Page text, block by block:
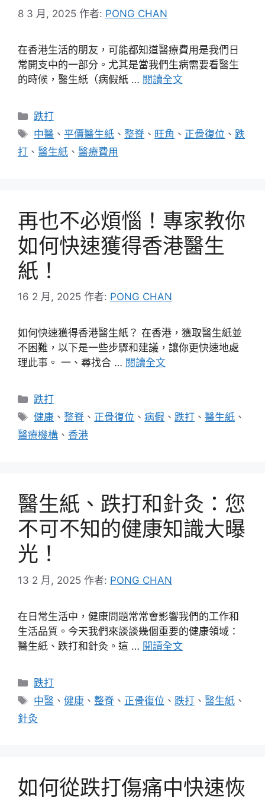
8 3 月, 2025 作者: PONG CHAN
在香港生活的朋友，可能都知道醫療費用是我們日
常開支中的一部分。尤其是當我們生病需要看醫生
的時候，醫生紙（病假紙 … 閱讀全文
分
類
跌打
標
籤
中醫 、平價醫生紙 、整脊 、 旺角 、 正骨復位 、 跌
打 、 醫生紙 、 醫療費用
再也不必煩惱！專家教你
如何快速獲得香港醫生
紙！
16 2 月, 2025 作者: PONG CHAN
如何快速獲得香港醫生紙？ 在香港，獲取醫生紙並
不困難，以下是一些步驟和建議，讓你更快速地處
理此事。 一、尋找合 … 閱讀全文
分
類
跌打
標
籤
健康 、整脊 、 正骨復位 、病假 、跌打 、醫生紙 、
醫療機構 、 香港
醫生紙、跌打和針灸：您
不可不知的健康知識大曝
光！
13 2 月, 2025 作者: PONG CHAN
在日常生活中，健康問題常常會影響我們的工作和
生活品質。今天我們來談談幾個重要的健康領域：
醫生紙、跌打和針灸。這 … 閱讀全文
分
類
跌打
標
籤
中醫 、健康 、整脊 、 正骨復位 、 跌打 、醫生紙 、
針灸
如何從跌打傷痛中快速恢